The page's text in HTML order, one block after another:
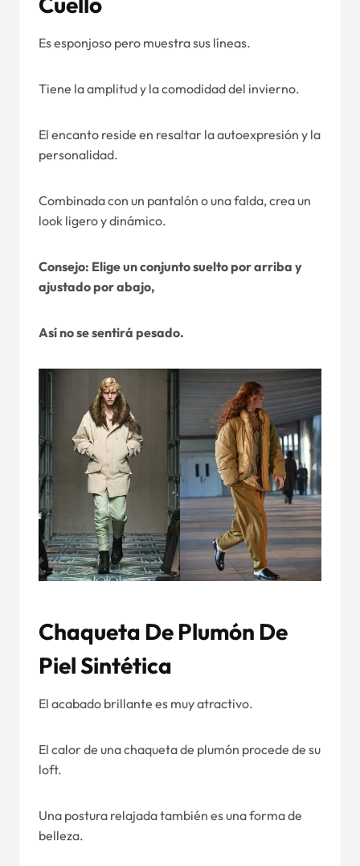
Es esponjoso pero muestra sus líneas.
Tiene la amplitud y la comodidad del invierno.
El encanto reside en resaltar la autoexpresión y la
personalidad.
Combinada con un pantalón o una falda, crea un
look ligero y dinámico.
Consejo: Elige un conjunto suelto por arriba y
ajustado por abajo,
Así no se sentirá pesado.
Chaqueta De Plumón De
Piel Sintética
El acabado brillante es muy atractivo.
El calor de una chaqueta de plumón procede de su
loft.
Una postura relajada también es una forma de
belleza.